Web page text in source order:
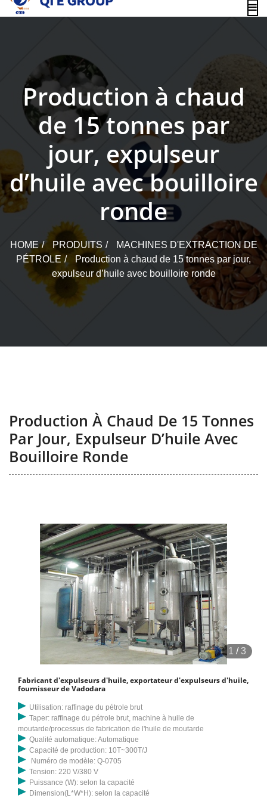
content
Production à chaud
de 15 tonnes par
jour, expulseur
d’huile avec bouilloire
ronde
HOME PRODUITS
MACHINES D'EXTRACTION DE
PÉTROLE
Production à chaud de 15 tonnes par jour,
expulseur d’huile avec bouilloire ronde
Production À Chaud De 15 Tonnes
Par Jour, Expulseur D’huile Avec
Bouilloire Ronde
1 /3
Fabricant d'expulseurs d'huile, exportateur d'expulseurs d'huile,
fournisseur de Vadodara
Utilisation: raffinage du pétrole brut
Taper: raffinage du pétrole brut, machine à huile de
moutarde/processus de fabrication de l'huile de moutarde
Qualité automatique: Automatique
Capacité de production: 10T~300T/J
Numéro de modèle: Q-0705
Tension: 220 V/380 V
Puissance (W): selon la capacité
Dimension(L*W*H): selon la capacité